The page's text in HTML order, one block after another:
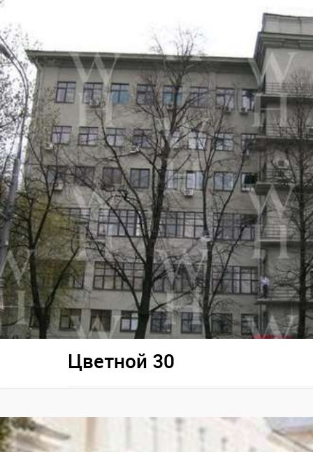
Цветной 30